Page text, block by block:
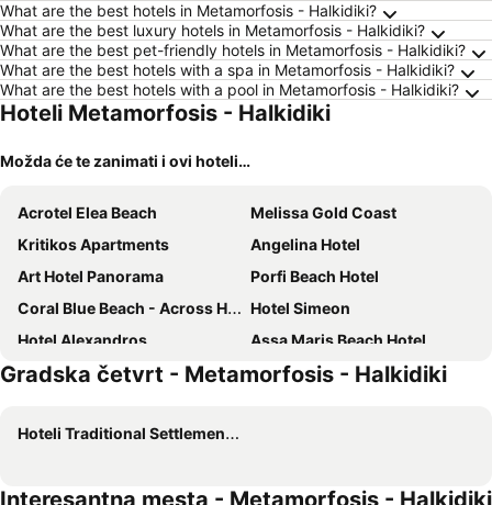
What are the best hotels in Metamorfosis - Halkidiki?
What are the best luxury hotels in Metamorfosis - Halkidiki?
What are the best pet-friendly hotels in Metamorfosis - Halkidiki?
What are the best hotels with a spa in Metamorfosis - Halkidiki?
What are the best hotels with a pool in Metamorfosis - Halkidiki?
Hoteli Metamorfosis - Halkidiki
Možda će te zanimati i ovi hoteli…
Acrotel Elea Beach
Melissa Gold Coast
Kritikos Apartments
Angelina Hotel
Art Hotel Panorama
Porfi Beach Hotel
Coral Blue Beach - Across Hotels & Resorts
Hotel Simeon
Hotel Alexandros
Assa Maris Beach Hotel
Ammoa Luxury Hotel & Spa Resort
Acrotel Athena Pallas
Hotel Rema
Villa Askamnia And Suites
Lagomandra Hotel & Spa
Gradska četvrt - Metamorfosis - Halkidiki
Hoteli Traditional Settlement of Nikiti
Interesantna mesta - Metamorfosis - Halkidiki